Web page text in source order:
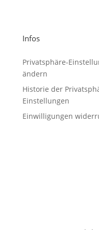
Infos
Privatsphäre-
ändern
Historie der
Einstellungen
Einwilligungen